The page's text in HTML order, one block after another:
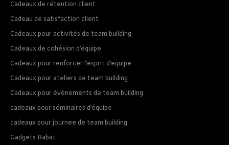
Cadeaux de rétention client
Cadeau de satisfaction client
Cadeaux pour activités de team building
Cadeaux de cohésion d’équipe
Cadeaux pour renforcer l’esprit d’equipe
Cadeaux pour ateliers de team building
Cadeaux pour évènements de team building
cadeaux pour séminaires d’équipe
cadeaux pour journee de team building
Gadgets Rabat